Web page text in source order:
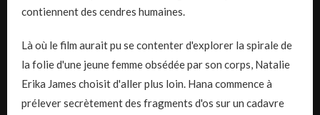
contiennent des cendres humaines.
Là où le film aurait pu se contenter d'explorer la spirale de
la folie d'une jeune femme obsédée par son corps, Natalie
Erika James choisit d'aller plus loin. Hana commence à
prélever secrètement des fragments d'os sur un cadavre